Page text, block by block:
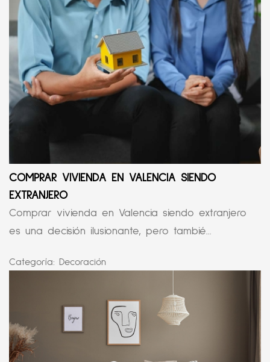
COMPRAR VIVIENDA EN VALENCIA SIENDO
EXTRANJERO
Comprar vivienda en Valencia siendo extranjero
es una decisión ilusionante, pero tambié...
Categoría: Decoración